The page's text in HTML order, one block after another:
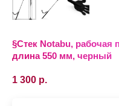
§Стек Notabu, рабочая
длина 550 мм, черный
1 300 р.